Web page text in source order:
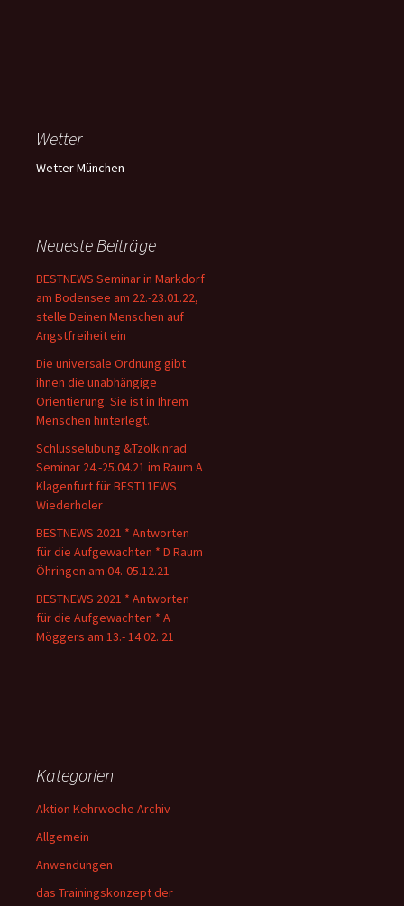
Wetter
Wetter München
Neueste Beiträge
BESTNEWS Seminar in Markdorf
am Bodensee am 22.-23.01.22,
stelle Deinen Menschen auf
Angstfreiheit ein
Die universale Ordnung gibt
ihnen die unabhängige
Orientierung. Sie ist in Ihrem
Menschen hinterlegt.
Schlüsselübung &Tzolkinrad
Seminar 24.-25.04.21 im Raum A
Klagenfurt für BEST11EWS
Wiederholer
BESTNEWS 2021 * Antworten
für die Aufgewachten * D Raum
Öhringen am 04.-05.12.21
BESTNEWS 2021 * Antworten
für die Aufgewachten * A
Möggers am 13.- 14.02. 21
Kategorien
Aktion Kehrwoche Archiv
Allgemein
Anwendungen
das Trainingskonzept der